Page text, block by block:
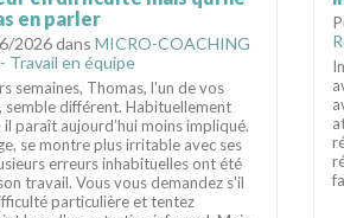
en parler
2026 dans MICRO-COACHING
Travail en équipe
semaines, Thomas, l'un de vos
semble différent. Habituellement
il paraît aujourd’hui moins impliqué.
se montre plus irritable avec ses
erreurs inhabituelles ont été
travail. Vous vous demandez s'il
particulière et tentez